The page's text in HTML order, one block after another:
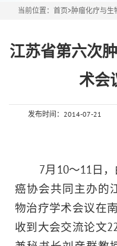
当前位置： 首页>肿瘤化疗与生
江苏省第六次
术会
发布时间：2014-07-21
7月10～11日
癌协会共同主办的
物治疗学术会议在
收到大会交流论文